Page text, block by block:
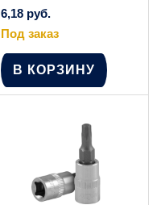
6,18 руб.
Под заказ
В КОРЗИНУ